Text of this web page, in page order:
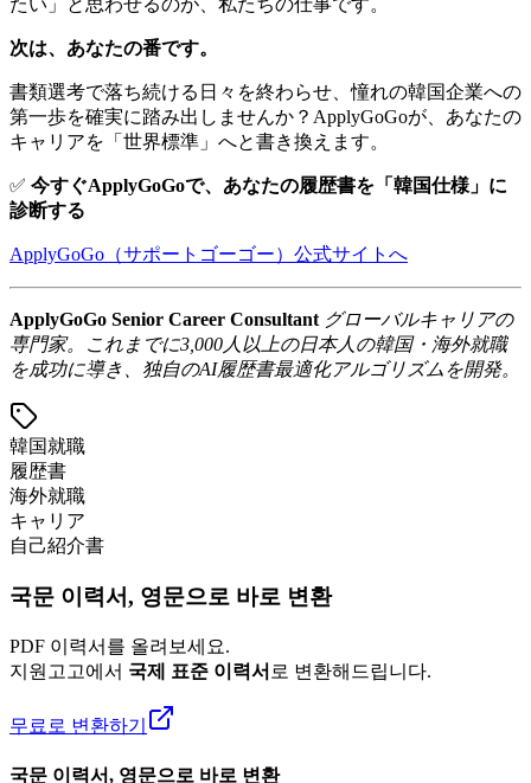
たい」と思わせるのが、私たちの仕事です。
次は、あなたの番です。
書類選考で落ち続ける日々を終わらせ、憧れの韓国企業への
第一歩を確実に踏み出しませんか？ApplyGoGoが、あなたの
キャリアを「世界標準」へと書き換えます。
✅ 今すぐApplyGoGoで、あなたの履歴書を「韓国仕様」に
診断する
ApplyGoGo（サポートゴーゴー）公式サイトへ
ApplyGoGo Senior Career Consultant グローバルキャリアの
専門家。これまでに3,000人以上の日本人の韓国・海外就職
を成功に導き、独自のAI履歴書最適化アルゴリズムを開発。
韓国就職
履歴書
海外就職
キャリア
自己紹介書
국문 이력서, 영문으로 바로 변환
PDF 이력서를 올려보세요.
지원고고에서 국제 표준 이력서 로 변환해드립니다.
무료로 변환하기
국문 이력서, 영문으로 바로 변환